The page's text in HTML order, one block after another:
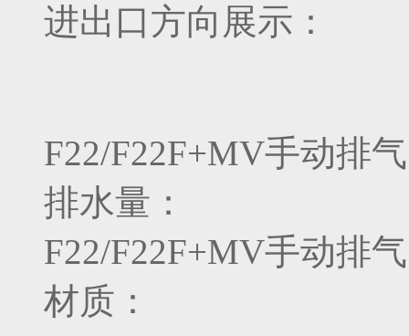
进出口方向展示：
F22/F22F+MV手动排
排水量：
F22/F22F+MV手动排
材质：